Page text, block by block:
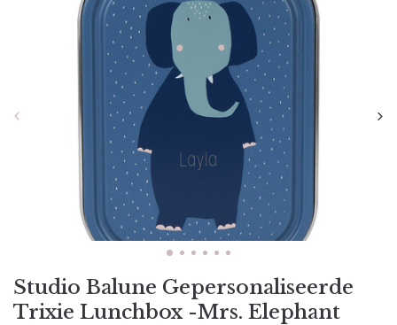
Studio Balune Gepersonaliseerde
Trixie Lunchbox -Mrs. Elephant